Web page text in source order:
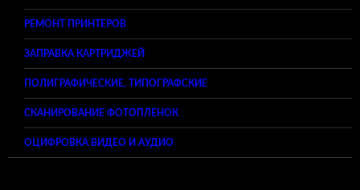
РЕМОНТ ПРИНТЕРОВ
ЗАПРАВКА КАРТРИДЖЕЙ
ПОЛИГРАФИЧЕСКИЕ, ТИПОГРАФСКИЕ
СКАНИРОВАНИЕ ФОТОПЛЕНОК
ОЦИФРОВКА ВИДЕО И АУДИО